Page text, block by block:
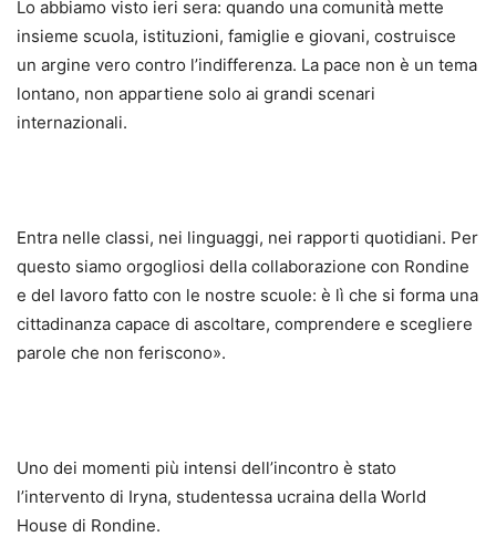
Lo abbiamo visto ieri sera: quando una comunità mette
insieme scuola, istituzioni, famiglie e giovani, costruisce
un argine vero contro l’indifferenza. La pace non è un tema
lontano, non appartiene solo ai grandi scenari
internazionali.
Entra nelle classi, nei linguaggi, nei rapporti quotidiani. Per
questo siamo orgogliosi della collaborazione con Rondine
e del lavoro fatto con le nostre scuole: è lì che si forma una
cittadinanza capace di ascoltare, comprendere e scegliere
parole che non feriscono».
Uno dei momenti più intensi dell’incontro è stato
l’intervento di Iryna, studentessa ucraina della World
House di Rondine.